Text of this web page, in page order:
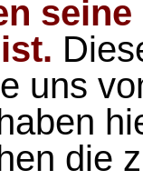
uns
die